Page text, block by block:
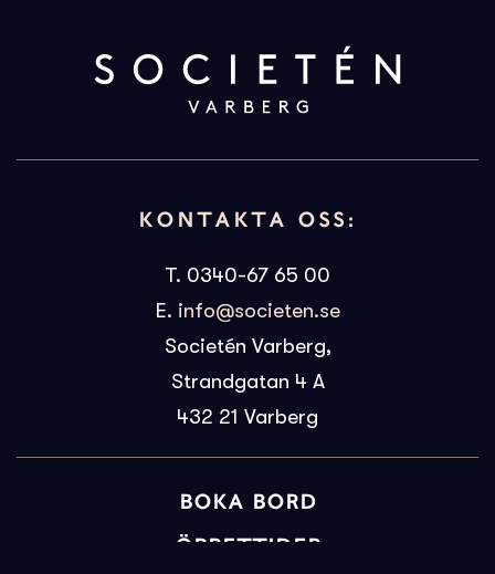
KONTAKTA OSS:
T. 0340-67 65 00
E. info@societen.se
Societén Varberg,
Strandgatan 4 A
432 21 Varberg
BOKA BORD
ÖPPETTIDER